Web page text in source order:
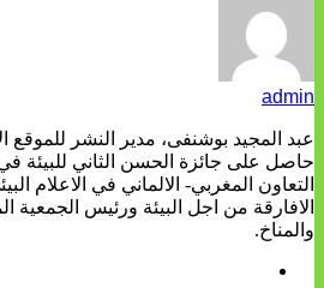
admin
عبد المجيد بوشنفى، مدير النشر للموقع
حاصل على جائزة الحسن الثاني للبيئة
التعاون المغربي- الالماني في الاعلام
الافارقة من اجل البيئة ورئيس الجمعية
والمناخ.